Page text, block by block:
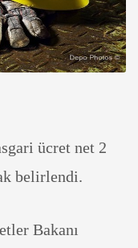
ücret net 2
belirlendi.
Bakanı